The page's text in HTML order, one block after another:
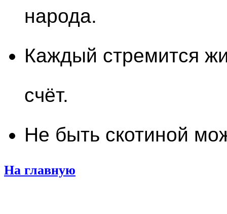
народа.
Каждый стремится
счёт.
Не быть скотиной
На главную